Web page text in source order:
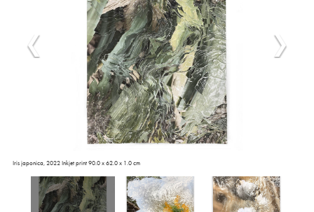
Iris japonica, 2022 Inkjet print 90.0 x 62.0 x 1.0 cm